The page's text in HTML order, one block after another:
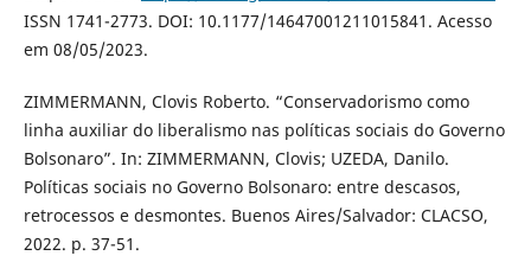
ISSN 1741-2773. DOI: 10.1177/14647001211015841. Acesso
em 08/05/2023.
ZIMMERMANN, Clovis Roberto. “Conservadorismo como
linha auxiliar do liberalismo nas políticas sociais do Governo
Bolsonaro”. In: ZIMMERMANN, Clovis; UZEDA, Danilo.
Políticas sociais no Governo Bolsonaro: entre descasos,
retrocessos e desmontes. Buenos Aires/Salvador: CLACSO,
2022. p. 37-51.